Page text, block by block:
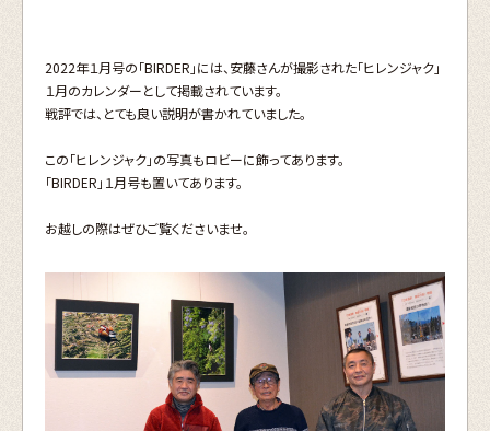
2022年１月号の「BIRDER」には、安藤さんが撮影された「ヒレンジャク」
１月のカレンダーとして掲載されています。
戦評では、とても良い説明が書かれていました。
この「ヒレンジャク」の写真もロビーに飾ってあります。
「BIRDER」１月号も置いてあります。
お越しの際はぜひご覧くださいませ。